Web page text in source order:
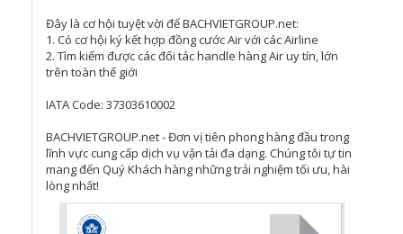
Đây là cơ hội tuyệt vời để BACHVIETGROUP.net:
1. Có cơ hội ký kết hợp đồng cước Air với các Airline
2. Tìm kiếm được các đối tác handle hàng Air uy tín, lớn
trên toàn thế giới
IATA Code: 37303610002
BACHVIETGROUP.net - Đơn vị tiên phong hàng đầu trong
lĩnh vực cung cấp dịch vụ vận tải đa dạng. Chúng tôi tự tin
mang đến Quý Khách hàng những trải nghiệm tối ưu, hài
lòng nhất!